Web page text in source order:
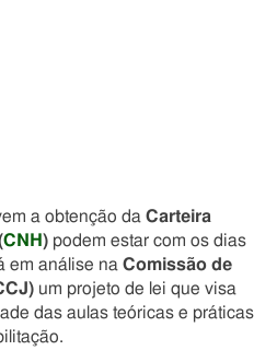
a obtenção da Carteira
CNH ) podem estar com os dias
em análise na Comissão de
um projeto de lei que visa
das aulas teóricas e práticas